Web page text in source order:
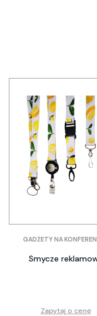
GADŻETY NA
Smycze
Zapytaj o cenę